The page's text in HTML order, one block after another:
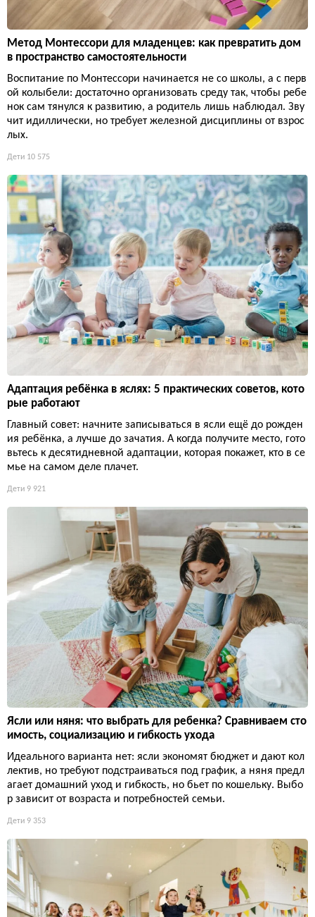
Метод Монтессори для младенцев: как превратить дом
в пространство самостоятельности
Воспитание по Монтессори начинается не со школы, а с перв
ой колыбели: достаточно организовать среду так, чтобы ребе
нок сам тянулся к развитию, а родитель лишь наблюдал. Зву
чит идиллически, но требует железной дисциплины от взрос
лых.
Дети 10 575
Адаптация ребёнка в яслях: 5 практических советов, кото
рые работают
Главный совет: начните записываться в ясли ещё до рожден
ия ребёнка, а лучше до зачатия. А когда получите место, гото
вьтесь к десятидневной адаптации, которая покажет, кто в се
мье на самом деле плачет.
Дети 9 921
Ясли или няня: что выбрать для ребенка? Сравниваем сто
имость, социализацию и гибкость ухода
Идеального варианта нет: ясли экономят бюджет и дают кол
лектив, но требуют подстраиваться под график, а няня предл
агает домашний уход и гибкость, но бьет по кошельку. Выбо
р зависит от возраста и потребностей семьи.
Дети 9 353